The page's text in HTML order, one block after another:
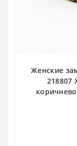
Женские
218807